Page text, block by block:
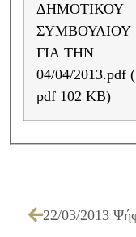
ΔΗΜΟΤΙΚΟΥ
ΣΥΜΒΟΥΛΙΟΥ
ΓΙΑ ΤΗΝ
04/04/2013.pdf (
pdf 102 KB)